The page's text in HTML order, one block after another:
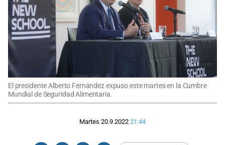
El presidente Alberto Fernández expuso este martes en la Cumbre
Mundial de Seguridad Alimentaria.
Martes 20.9.2022 21:44